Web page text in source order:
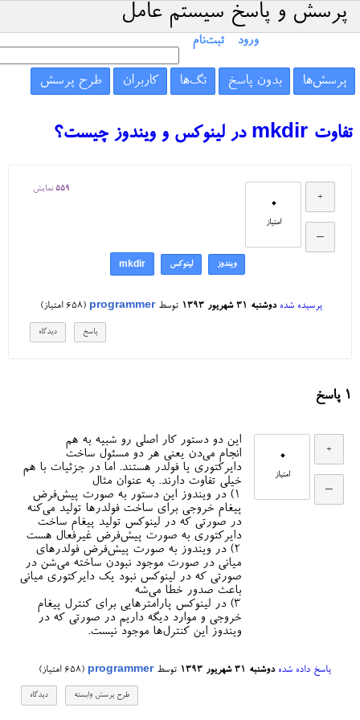
پرسش و پاسخ سیستم عامل
ورود ثبت‌نام
پرسش‌ها بدون پاسخ تگ‌ها کاربران طرح پرسش
تفاوت mkdir در لینوکس و ویندوز چیست؟
0
امتیاز
559 نمایش
ویندوز لینوکس mkdir
پرسیده شده دوشنبه ۳۱ شهریور ۱۳۹۳ توسطprogrammer
(
658 امتیاز)
1 پاسخ
0
امتیاز
این دو دستور کار اصلی رو شبیه به هم
انجام می‌دن یعنی هر دو مسئول ساخت
دایرکتوری یا فولدر هستند. اما در جزئیات با هم
خیلی تفاوت دارند. به عنوان مثال
۱) در ویندوز این دستور به صورت پیش‌فرض
پیغام خروجی برای ساخت فولدرها تولید می‌کنه
در صورتی که در لینوکس تولید پیغام ساخت
دایرکتوری به صورت پیش‌فرض غیرفعال هست
۲) در ویندوز به صورت پیش‌فرض فولدرهای
میانی در صورت موجود نبودن ساخته می‌شن در
صورتی که در لینوکس نبود یک دایرکتوری میانی
باعث صدور خطا می‌شه
۳) در لینوکس پارامترهایی برای کنترل پیغام
خروجی و موارد دیگه داریم در صورتی که در
ویندوز این کنترل‌ها موجود نیست.
پاسخ داده شده دوشنبه ۳۱ شهریور ۱۳۹۳ توسطprogrammer
(
658 امتیاز)